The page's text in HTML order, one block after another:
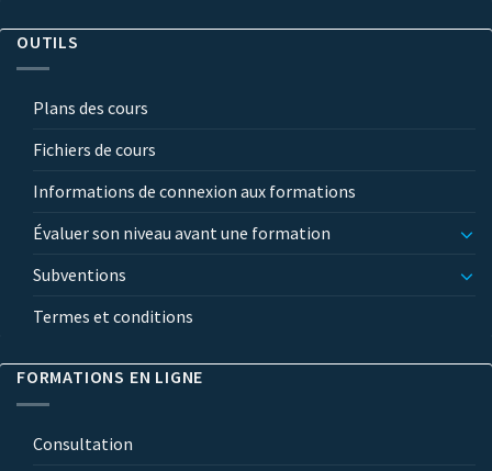
OUTILS
Plans des cours
Fichiers de cours
Informations de connexion aux formations
Évaluer son niveau avant une formation
Subventions
Termes et conditions
FORMATIONS EN LIGNE
Consultation